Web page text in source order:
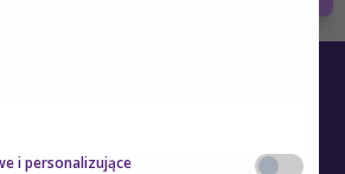
i personalizujące